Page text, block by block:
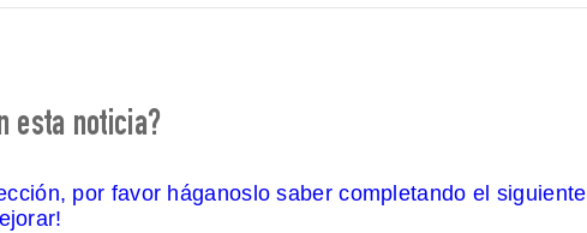
esta noticia?
por favor háganoslo saber completando el siguiente